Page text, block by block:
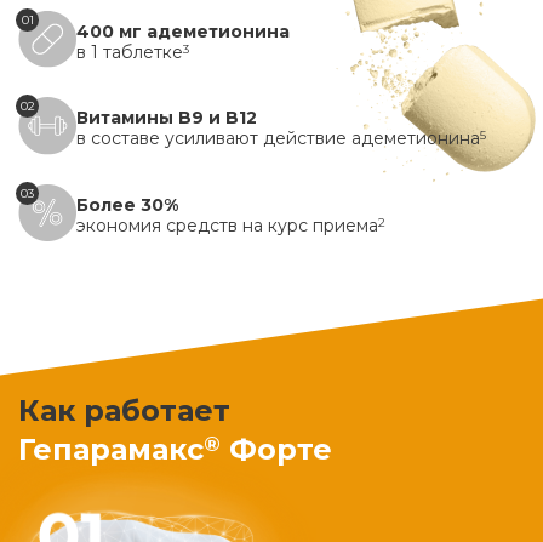
01
400 мг адеметионина
в 1 таблетке3
02
Витамины B9 и B12
в составе усиливают действие адеметионина5
03
Более 30%
экономия средств на курс приема2
Как работает
Гепарамакс® Форте